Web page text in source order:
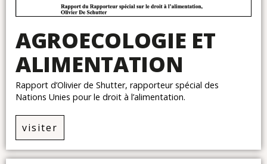
AGROECOLOGIE ET
ALIMENTATION
Rapport d’Olivier de Shutter, rapporteur spécial des
Nations Unies pour le droit à l’alimentation.
visiter